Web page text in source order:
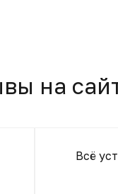
на
Всё